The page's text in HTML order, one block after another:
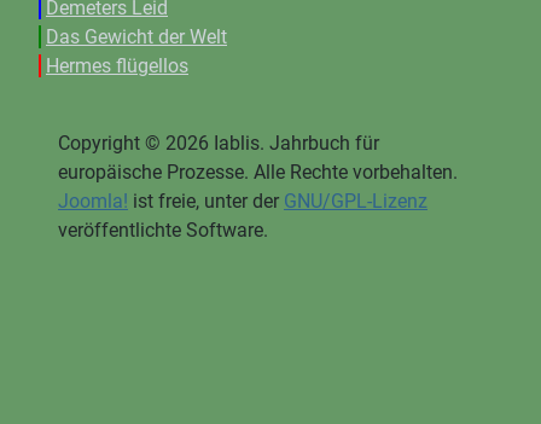
Demeters Leid
Das Gewicht der Welt
Hermes flügellos
Copyright © 2026 Iablis. Jahrbuch für
europäische Prozesse. Alle Rechte vorbehalten.
Joomla! ist freie, unter der GNU/GPL-Lizenz
veröffentlichte Software.